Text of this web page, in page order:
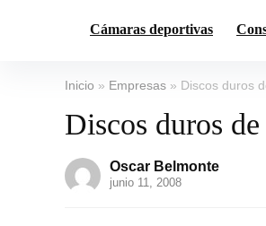
Cámaras deportivas
Inicio » Empresas » Discos duros
Discos duros
Oscar Belmonte
junio 11, 2008